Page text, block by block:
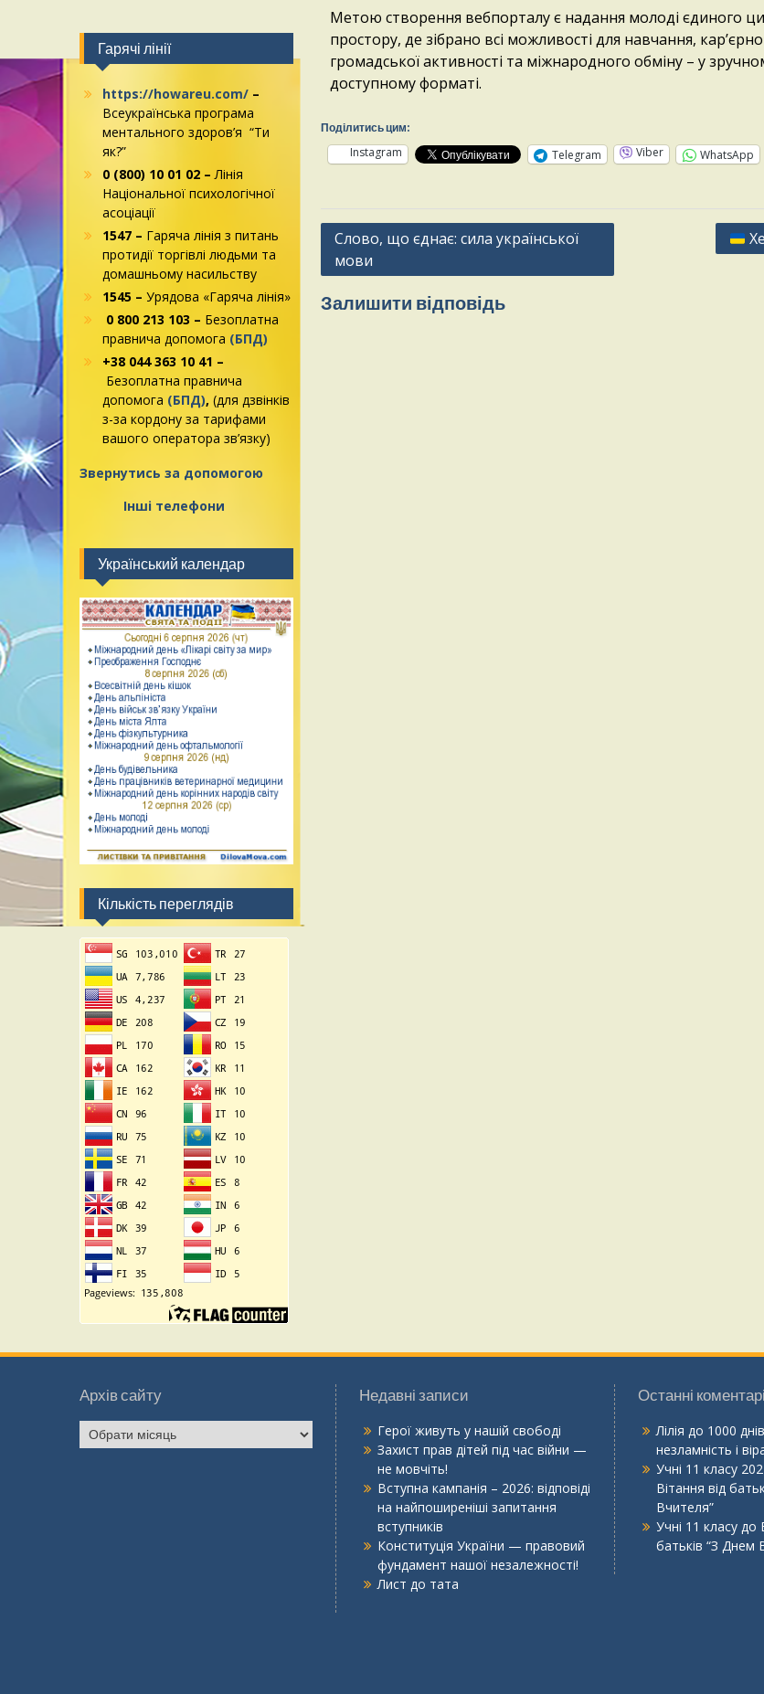
Метою створення вебпорталу є надання молоді єдиного
простору, де зібрано всі можливості для навчання,
громадської активності та міжнародного обміну – у
доступному форматі.
Поділитись цим:
Instagram Telegram Viber WhatsApp
Слово, що єднає: сила української
мови
Залишити відповідь
Гарячі лінії
https://howareu.com/ –
Всеукраїнська програма
ментального здоров’я “Ти
як?”
0 (800) 10 01 02 –Лінія
Національної психологічної
асоціації
1547 – Гаряча лінія з питань
протидії торгівлі людьми та
домашньому насильству
1545 – Урядова «Гаряча лінія»
0 800 213 103 – Безоплатна
правнича допомога (БПД)
+38 044 363 10 41 –
Безоплатна правнича
допомога (БПД), (для дзвінків
з-за кордону за тарифами
вашого оператора зв’язку)
Звернутись за допомогою
Інші телефони
Український календар
Кількість переглядів
Архів сайту Недавні записи
Герої живуть у нашій свободі
Захист прав дітей під час війни —
не мовчіть!
Вступна кампанія – 2026: відповіді
на найпоширеніші запитання
вступників
Конституція України — правовий
фундамент нашої незалежності!
Лист до тата
Останні коментарі
Лілія до 1000
незламність і
Учні 11 класу
Вітання від
Вчителя”
Учні 11 класу до
батьків “З Днем